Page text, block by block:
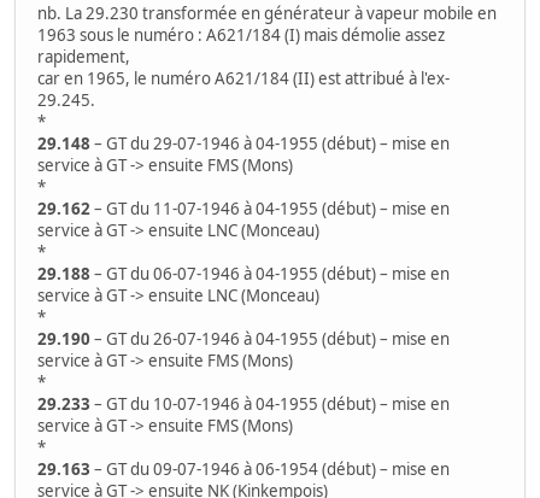
nb. La 29.230 transformée en générateur à vapeur mobile en
1963 sous le numéro : A621/184 (I) mais démolie assez
rapidement,
car en 1965, le numéro A621/184 (II) est attribué à l'ex-
29.245.
*
29.148 – GT du 29-07-1946 à 04-1955 (début) – mise en
service à GT -> ensuite FMS (Mons)
*
29.162– GT du 11-07-1946 à 04-1955 (début) – mise en
service à GT -> ensuite LNC (Monceau)
*
29.188 – GT du 06-07-1946 à 04-1955 (début) – mise en
service à GT -> ensuite LNC (Monceau)
*
29.190 – GT du 26-07-1946 à 04-1955 (début) – mise en
service à GT -> ensuite FMS (Mons)
*
29.233 – GT du 10-07-1946 à 04-1955 (début) – mise en
service à GT -> ensuite FMS (Mons)
*
29.163 – GT du 09-07-1946 à 06-1954 (début) – mise en
service à GT -> ensuite NK (Kinkempois)